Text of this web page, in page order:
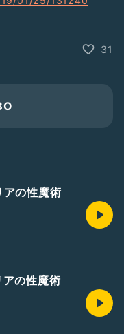
♬
31
の性魔術
の性魔術